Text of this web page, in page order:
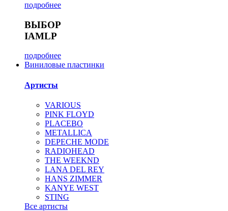
подробнее
ВЫБОР
IAMLP
подробнее
Виниловые пластинки
Артисты
VARIOUS
PINK FLOYD
PLACEBO
METALLICA
DEPECHE MODE
RADIOHEAD
THE WEEKND
LANA DEL REY
HANS ZIMMER
KANYE WEST
STING
Все артисты